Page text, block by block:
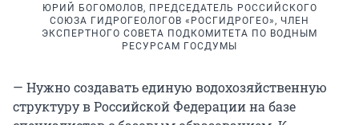
ЮРИЙ БОГОМОЛОВ, ПРЕДСЕДАТЕЛЬ РОССИЙСКОГО
СОЮЗА ГИДРОГЕОЛОГОВ «РОСГИДРОГЕО», ЧЛЕН
ЭКСПЕРТНОГО СОВЕТА ПОДКОМИТЕТА ПО ВОДНЫМ
РЕСУРСАМ ГОСДУМЫ
— Нужно создавать единую водохозяйственную
структуру в Российской Федерации на базе